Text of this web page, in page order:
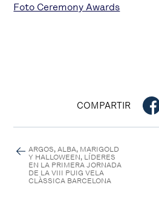
Foto Ceremony Awards
COMPARTIR
ARGOS, ALBA, MARIGOLD
Y HALLOWEEN, LÍDERES
EN LA PRIMERA JORNADA
DE LA VIII PUIG VELA
CLÀSSICA BARCELONA